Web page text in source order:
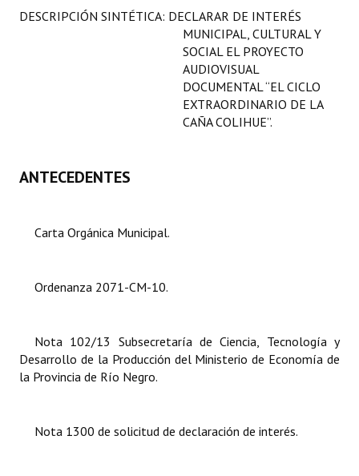
Reglamento Interno
Organigrama
Proyectos Presentados
Dictámenes Asesoría Letrada
DESCRIPCIÓN SINTÉTICA: DECLARAR DE INTERÉS
MUNICIPAL, CULTURAL Y
SOCIAL EL PROYECTO
AUDIOVISUAL
DOCUMENTAL “EL CICLO
EXTRAORDINARIO DE LA
CAÑA COLIHUE”.
ANTECEDENTES
Carta Orgánica Municipal.
Ordenanza 2071-CM-10.
Nota 102/13 Subsecretaría de Ciencia, Tecnología y
Desarrollo de la Producción del Ministerio de Economía de
la Provincia de Río Negro.
Nota 1300 de solicitud de declaración de interés.